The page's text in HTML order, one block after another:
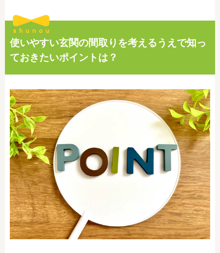
使いやすい玄関の間取りを考えるうえで知っ
ておきたいポイントは？